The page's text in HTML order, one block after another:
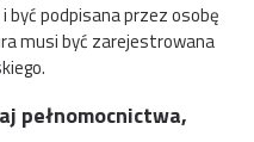
być podpisana przez osobę
musi być zarejestrowana
pełnomocnictwa,